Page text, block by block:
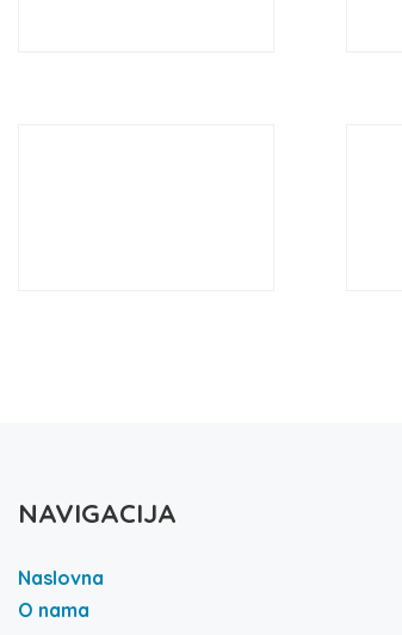
NAVIGACIJA
Naslovna
O nama